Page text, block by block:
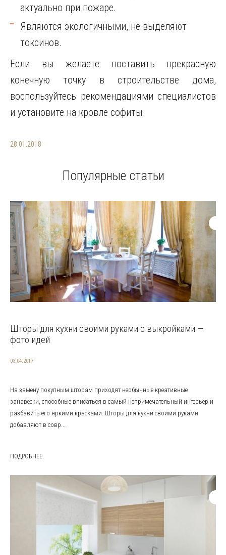
актуально при пожаре.
Являются экологичными, не выделяют
токсинов.
Если вы желаете поставить прекрасную
конечную точку в строительстве дома,
воспользуйтесь рекомендациями специалистов
и установите на кровле софиты.
28.01.2018
Популярные статьи
Шторы для кухни своими руками с выкройками —
фото идей
03.04.2017
На замену покупным шторам приходят необычные креативные
занавески, способные вписаться в самый непримечательный интерьер и
разбавить его яркими красками. Шторы для кухни своими руками
добавляют в совр...
ПОДРОБНЕЕ